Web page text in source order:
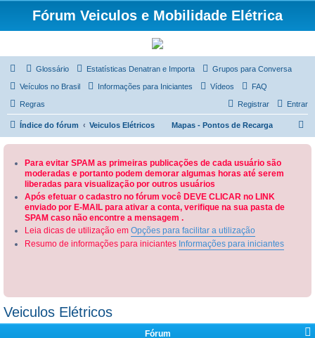
Fórum Veiculos e Mobilidade Elétrica
Glossário Estatísticas Denatran e Importa Grupos para Conversa
Veículos no Brasil Informações para Iniciantes Vídeos FAQ
Regras Entrar
Registrar
Índice do fórum Veiculos Elétricos Mapas - Pontos de Recarga
Para evitar SPAM as primeiras publicações de cada usuário são
moderadas e portanto podem demorar algumas horas até serem
liberadas para visualização por outros usuários
Após efetuar o cadastro no fórum você DEVE CLICAR no LINK
enviado por E-MAIL para ativar a conta, verifique na sua pasta de
SPAM caso não encontre a mensagem .
Leia dicas de utilização em Opções para facilitar a utilização
Resumo de informações para iniciantes Informações para iniciantes
Veiculos Elétricos
Fórum